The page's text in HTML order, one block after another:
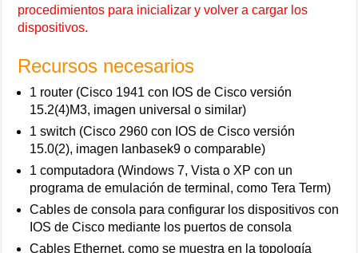
procedimientos para inicializar y volver a cargar los
dispositivos.
Recursos necesarios
1 router (Cisco 1941 con IOS de Cisco versión
15.2(4)M3, imagen universal o similar)
1 switch (Cisco 2960 con IOS de Cisco versión
15.0(2), imagen lanbasek9 o comparable)
1 computadora (Windows 7, Vista o XP con un
programa de emulación de terminal, como Tera Term)
Cables de consola para configurar los dispositivos con
IOS de Cisco mediante los puertos de consola
Cables Ethernet, como se muestra en la topología